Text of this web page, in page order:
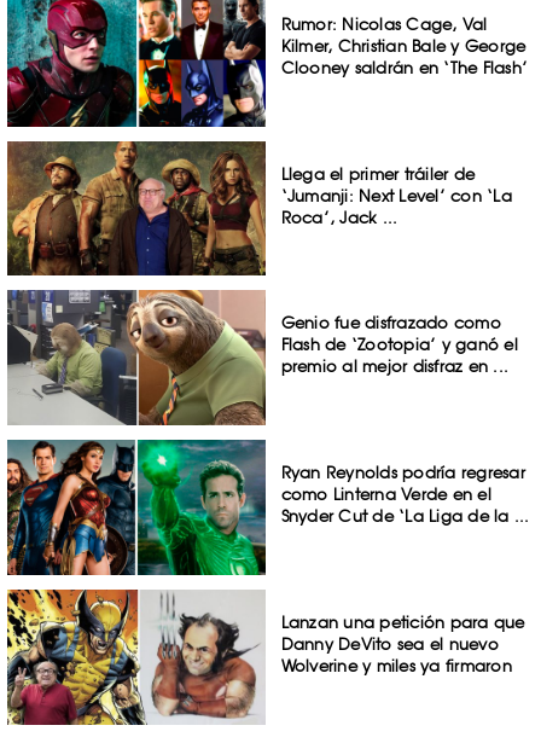
Rumor: Nicolas Cage, Val
Kilmer, Christian Bale y George
Clooney saldrán en ‘The Flash’
Llega el primer tráiler de
‘Jumanji: Next Level’ con ‘La
Roca’, Jack ...
Genio fue disfrazado como
Flash de ‘Zootopia’ y ganó el
premio al mejor disfraz en ...
Ryan Reynolds podría regresar
como Linterna Verde en el
Snyder Cut de ‘La Liga de la ...
Lanzan una petición para que
Danny DeVito sea el nuevo
Wolverine y miles ya firmaron